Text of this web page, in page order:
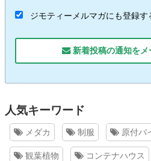
ジモティーメルマガにも登録す
新着投稿の通知をメ
人気キーワード
メダカ 制服 原付バ
観葉植物 コンテナハウス